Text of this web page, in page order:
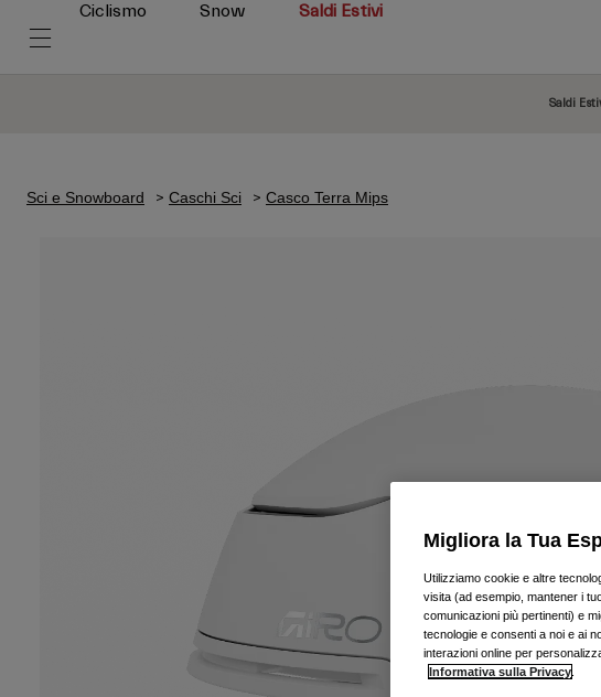
Ciclismo Snow Saldi Estivi
Saldi
Sci e Snowboard Caschi Sci Casco Terra Mips
Migliora la Tua
Utilizziamo cookie e altre
visita (ad esempio, mantener i
comunicazioni più pertinenti) e
tecnologie e consenti a noi e ai
interazioni online per
Informativa sulla Privacy